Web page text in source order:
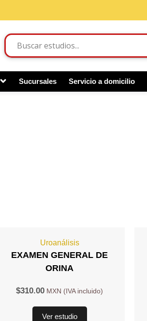
Sucursales Servicio a domicilio
Uroanálisis
EXAMEN GENERAL DE
ORINA
$310.00
Ver estudio